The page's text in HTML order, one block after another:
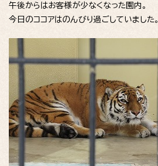
午後からはお客様が少なくなった園内。
今日のココアはのんびり過ごしていました。